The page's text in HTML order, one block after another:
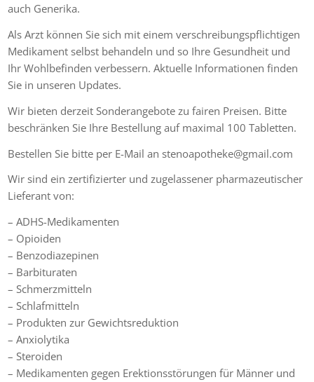
auch Generika.
Als Arzt können Sie sich mit einem verschreibungspflichtigen
Medikament selbst behandeln und so Ihre Gesundheit und
Ihr Wohlbefinden verbessern. Aktuelle Informationen finden
Sie in unseren Updates.
Wir bieten derzeit Sonderangebote zu fairen Preisen. Bitte
beschränken Sie Ihre Bestellung auf maximal 100 Tabletten.
Bestellen Sie bitte per E-Mail an stenoapotheke@gmail.com
Wir sind ein zertifizierter und zugelassener pharmazeutischer
Lieferant von:
– ADHS-Medikamenten
– Opioiden
– Benzodiazepinen
– Barbituraten
– Schmerzmitteln
– Schlafmitteln
– Produkten zur Gewichtsreduktion
– Anxiolytika
– Steroiden
– Medikamenten gegen Erektionsstörungen für Männer und